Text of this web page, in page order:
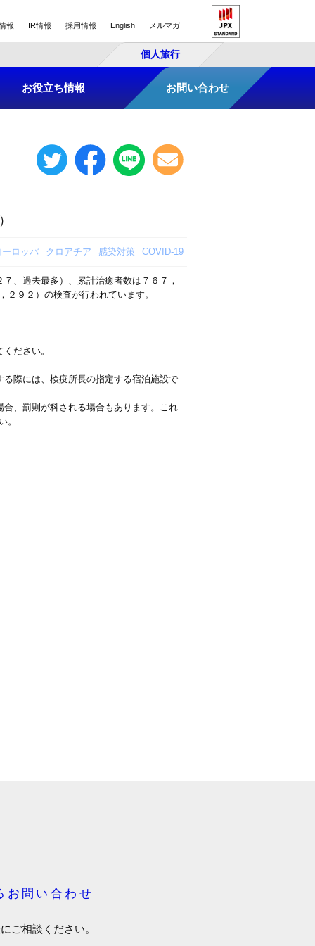
報 IR情報 採用情報 English メルマガ
個人旅行
お役立ち情報 お問い合わせ
ーロッパ クロアチア 感染対策 COVID-19
、過去最多）、累計治癒者数は７６７，
９２）の検査が行われています。
ださい。
際には、検疫所長の指定する宿泊施設で
、罰則が科される場合もあります。これ
。
お問い合わせ
ご相談ください。